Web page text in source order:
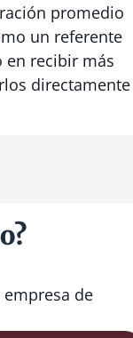
promedio
un referente
en recibir más
directamente
de